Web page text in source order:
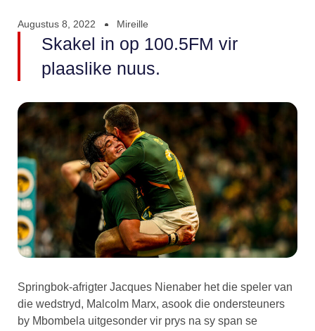
Augustus 8, 2022 Mireille
Skakel in op 100.5FM vir
plaaslike nuus.
Springbok-afrigter Jacques Nienaber het die speler van
die wedstryd, Malcolm Marx, asook die ondersteuners
by Mbombela uitgesonder vir prys na sy span se